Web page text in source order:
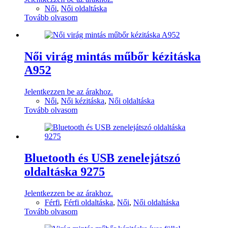
Női, Női oldaltáska
Tovább olvasom
Női virág mintás műbőr kézitáska
A952
Jelentkezzen be az árakhoz.
Női, Női kézitáska, Női oldaltáska
Tovább olvasom
Bluetooth és USB zenelejátszó
oldaltáska 9275
Jelentkezzen be az árakhoz.
Férfi, Férfi oldaltáska, Női, Női oldaltáska
Tovább olvasom